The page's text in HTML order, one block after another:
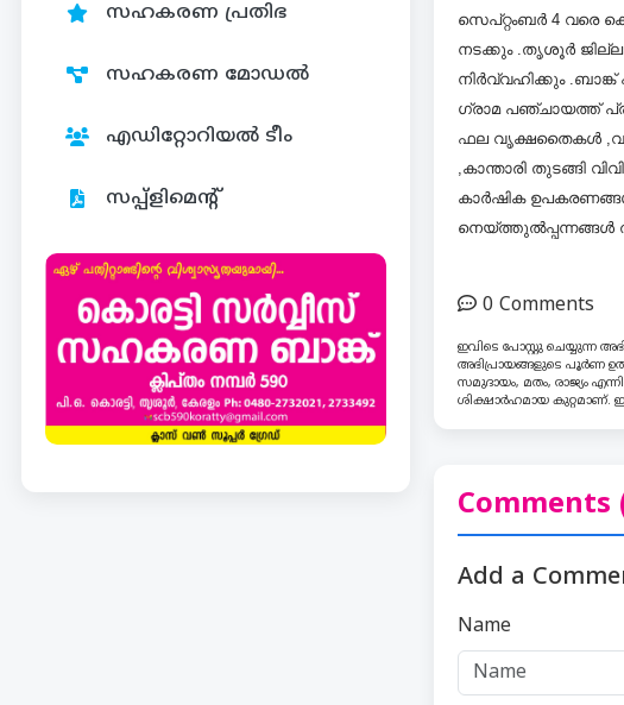
സഹകരണ പ്രതിഭ
സഹകരണ മോഡൽ
എഡിറ്റോറിയൽ ടീം
സപ്പ്ളിമെന്റ്
സെപ്റ്റംബർ 4 വരെ
നടക്കും .തൃശൂർ
നിർവ്വഹിക്കും
ഗ്രാമ പഞ്ചായത്ത്
ഫല വൃക്ഷതൈകൾ
,കാന്താരി തുടങ്ങി
കാർഷിക
നെയ്ത്തുൽപ്പന്നങ്ങൾ
0 Comments
ഇവിടെ പോസ്റ്റു ചെയ്യുന്ന
അഭിപ്രായങ്ങളുടെ പൂർണ
സമുദായം, മതം, രാജ്യം
ശിക്ഷാർഹമായ കുറ്റമാണ്.
Comments
Add a
Name